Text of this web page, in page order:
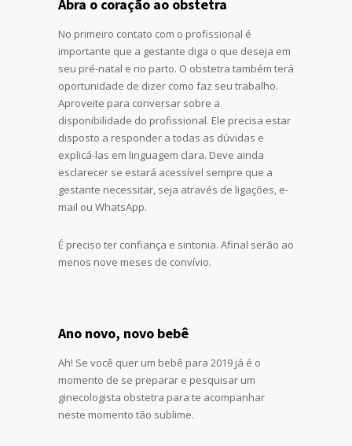
Abra o coração ao obstetra
No primeiro contato com o profissional é
importante que a gestante diga o que deseja em
seu pré-natal e no parto. O obstetra também terá
oportunidade de dizer como faz seu trabalho.
Aproveite para conversar sobre a
disponibilidade do profissional. Ele precisa estar
disposto a responder a todas as dúvidas e
explicá-las em linguagem clara. Deve ainda
esclarecer se estará acessível sempre que a
gestante necessitar, seja através de ligações, e-
mail ou WhatsApp.
É preciso ter confiança e sintonia. Afinal serão ao
menos nove meses de convívio.
Ano novo, novo bebê
Ah! Se você quer um bebê para 2019 já é o
momento de se preparar e pesquisar um
ginecologista obstetra para te acompanhar
neste momento tão sublime.